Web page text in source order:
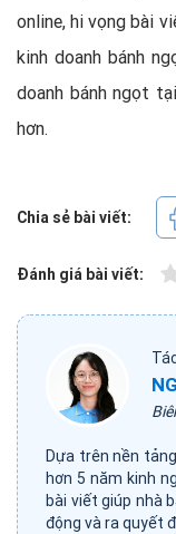
online, hi vọng bài
kinh doanh bánh
doanh bánh ngọt
hơn.
Chia sẻ bài viết:
Đánh giá bài viết:
Dựa trên nền
hơn 5 năm kinh
bài viết giúp nhà
động và ra quyết